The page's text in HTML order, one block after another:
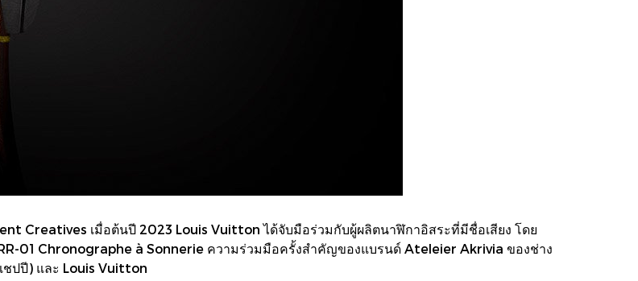
Creatives เมื่อต้นปี 2023 Louis Vuitton ได้จับมือร่วมกับผู้ผลิตนาฬิกาอิสระที่มีชื่อเสียง โดย
01 Chronographe à Sonnerie ความร่วมมือครั้งสำคัญของแบรนด์ Ateleier Akrivia ของช่าง
ชปปี) และ Louis Vuitton